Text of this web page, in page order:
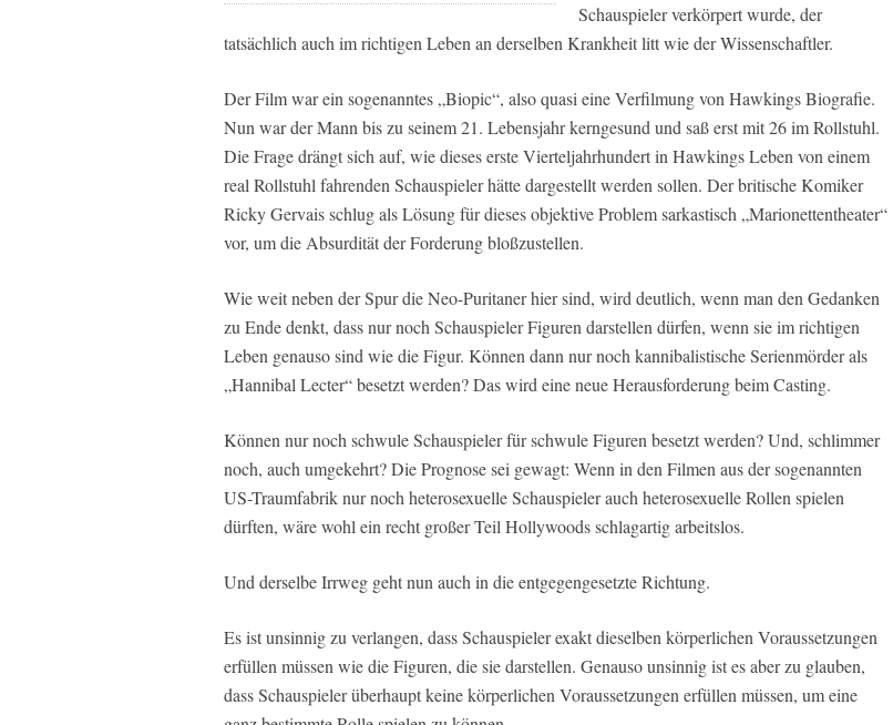
Schauspieler verkörpert wurde, der
tatsächlich auch im richtigen Leben an derselben Krankheit litt wie der Wissenschaftler.
Der Film war ein sogenanntes „Biopic“, also quasi eine Verfilmung von Hawkings Biografie.
Nun war der Mann bis zu seinem 21. Lebensjahr kerngesund und saß erst mit 26 im Rollstuhl.
Die Frage drängt sich auf, wie dieses erste Vierteljahrhundert in Hawkings Leben von einem
real Rollstuhl fahrenden Schauspieler hätte dargestellt werden sollen. Der britische Komiker
Ricky Gervais schlug als Lösung für dieses objektive Problem sarkastisch „Marionettentheater“
vor, um die Absurdität der Forderung bloßzustellen.
Wie weit neben der Spur die Neo-Puritaner hier sind, wird deutlich, wenn man den Gedanken
zu Ende denkt, dass nur noch Schauspieler Figuren darstellen dürfen, wenn sie im richtigen
Leben genauso sind wie die Figur. Können dann nur noch kannibalistische Serienmörder als
„Hannibal Lecter“ besetzt werden? Das wird eine neue Herausforderung beim Casting.
Können nur noch schwule Schauspieler für schwule Figuren besetzt werden? Und, schlimmer
noch, auch umgekehrt? Die Prognose sei gewagt: Wenn in den Filmen aus der sogenannten
US-Traumfabrik nur noch heterosexuelle Schauspieler auch heterosexuelle Rollen spielen
dürften, wäre wohl ein recht großer Teil Hollywoods schlagartig arbeitslos.
Und derselbe Irrweg geht nun auch in die entgegengesetzte Richtung.
Es ist unsinnig zu verlangen, dass Schauspieler exakt dieselben körperlichen Voraussetzungen
erfüllen müssen wie die Figuren, die sie darstellen. Genauso unsinnig ist es aber zu glauben,
dass Schauspieler überhaupt keine körperlichen Voraussetzungen erfüllen müssen, um eine